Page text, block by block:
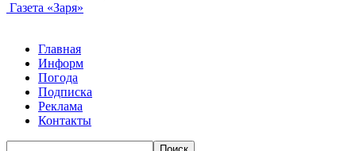
Газета «Заря»
Главная
Информ
Погода
Подписка
Реклама
Контакты